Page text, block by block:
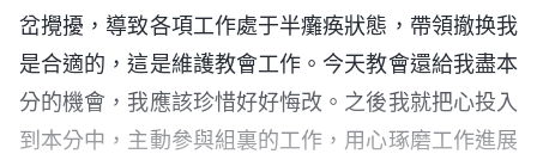
岔攪擾，導致各項工作處于半癱痪狀態，帶領撤换我
是合適的，這是維護教會工作。今天教會還給我盡本
分的機會，我應該珍惜好好悔改。之後我就把心投入
到本分中，主動參與組裏的工作，用心琢磨工作進展